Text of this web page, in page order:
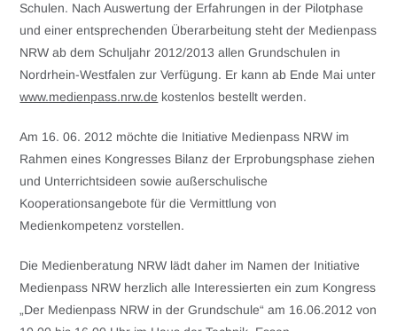
Schulen. Nach Auswertung der Erfahrungen in der Pilotphase
und einer entsprechenden Überarbeitung steht der Medienpass
NRW ab dem Schuljahr 2012/2013 allen Grundschulen in
Nordrhein-Westfalen zur Verfügung. Er kann ab Ende Mai unter
www.medienpass.nrw.de kostenlos bestellt werden.
Am 16. 06. 2012 möchte die Initiative Medienpass NRW im
Rahmen eines Kongresses Bilanz der Erprobungsphase ziehen
und Unterrichtsideen sowie außerschulische
Kooperationsangebote für die Vermittlung von
Medienkompetenz vorstellen.
Die Medienberatung NRW lädt daher im Namen der Initiative
Medienpass NRW herzlich alle Interessierten ein zum Kongress
„Der Medienpass NRW in der Grundschule“ am 16.06.2012 von